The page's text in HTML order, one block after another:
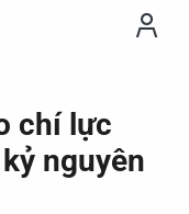
chí lực
nguyên